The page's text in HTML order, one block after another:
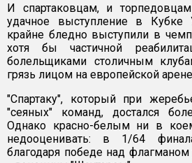
И спартаковцам, и
удачное выступление в
крайне бледно выступили в
хотя бы частичной
болельщиками столичным
грязь лицом на европейской
"Спартаку", который при
"сеяных" команд, достался
Однако красно-белым ни в
недооценивать: в 1/64
благодаря победе над флагманом